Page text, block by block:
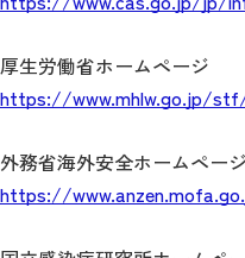
厚生労働省ホームページ
https://www.mhlw.go.jp/stf/
外務省海外安全ホームページ
https://